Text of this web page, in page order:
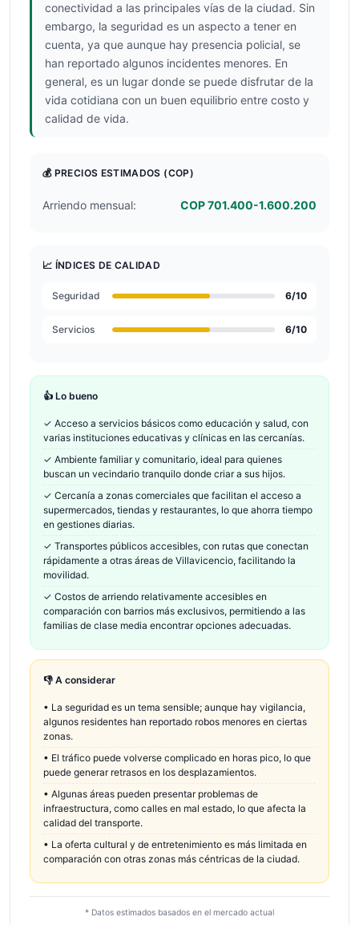
conectividad a las principales vías de la ciudad. Sin
embargo, la seguridad es un aspecto a tener en
cuenta, ya que aunque hay presencia policial, se
han reportado algunos incidentes menores. En
general, es un lugar donde se puede disfrutar de la
vida cotidiana con un buen equilibrio entre costo y
calidad de vida.
💰 PRECIOS ESTIMADOS (COP)
Arriendo mensual: COP 701.400-1.600.200
📈 ÍNDICES DE CALIDAD
Seguridad 6/10
Servicios 6/10
👍 Lo bueno
✓ Acceso a servicios básicos como educación y salud, con
varias instituciones educativas y clínicas en las cercanías.
✓ Ambiente familiar y comunitario, ideal para quienes
buscan un vecindario tranquilo donde criar a sus hijos.
✓ Cercanía a zonas comerciales que facilitan el acceso a
supermercados, tiendas y restaurantes, lo que ahorra tiempo
en gestiones diarias.
✓ Transportes públicos accesibles, con rutas que conectan
rápidamente a otras áreas de Villavicencio, facilitando la
movilidad.
✓ Costos de arriendo relativamente accesibles en
comparación con barrios más exclusivos, permitiendo a las
familias de clase media encontrar opciones adecuadas.
👎 A considerar
• La seguridad es un tema sensible; aunque hay vigilancia,
algunos residentes han reportado robos menores en ciertas
zonas.
• El tráfico puede volverse complicado en horas pico, lo que
puede generar retrasos en los desplazamientos.
• Algunas áreas pueden presentar problemas de
infraestructura, como calles en mal estado, lo que afecta la
calidad del transporte.
• La oferta cultural y de entretenimiento es más limitada en
comparación con otras zonas más céntricas de la ciudad.
* Datos estimados basados en el mercado actual